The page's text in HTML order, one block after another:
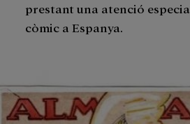
prestant una atenció
còmic a Espanya.